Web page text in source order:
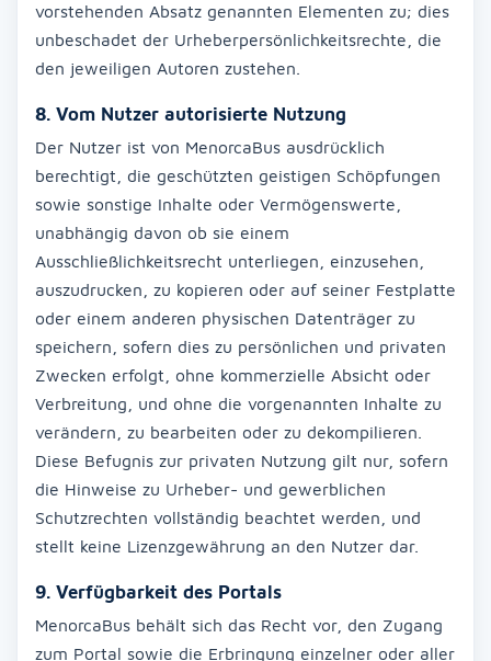
vorstehenden Absatz genannten Elementen zu; dies
unbeschadet der Urheberpersönlichkeitsrechte, die
den jeweiligen Autoren zustehen.
8. Vom Nutzer autorisierte Nutzung
Der Nutzer ist von MenorcaBus ausdrücklich
berechtigt, die geschützten geistigen Schöpfungen
sowie sonstige Inhalte oder Vermögenswerte,
unabhängig davon ob sie einem
Ausschließlichkeitsrecht unterliegen, einzusehen,
auszudrucken, zu kopieren oder auf seiner Festplatte
oder einem anderen physischen Datenträger zu
speichern, sofern dies zu persönlichen und privaten
Zwecken erfolgt, ohne kommerzielle Absicht oder
Verbreitung, und ohne die vorgenannten Inhalte zu
verändern, zu bearbeiten oder zu dekompilieren.
Diese Befugnis zur privaten Nutzung gilt nur, sofern
die Hinweise zu Urheber- und gewerblichen
Schutzrechten vollständig beachtet werden, und
stellt keine Lizenzgewährung an den Nutzer dar.
9. Verfügbarkeit des Portals
MenorcaBus behält sich das Recht vor, den Zugang
zum Portal sowie die Erbringung einzelner oder aller